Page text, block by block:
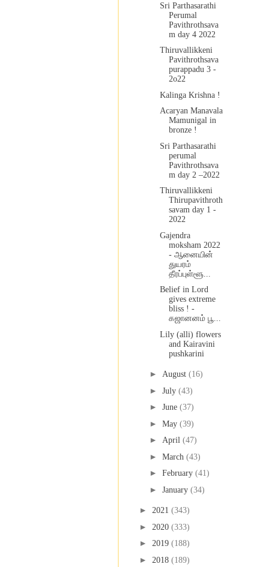
Sri Parthasarathi
Perumal
Pavithrothsava
m day 4 2022
Thiruvallikkeni
Pavithrothsava
purappadu 3 -
2o22
Kalinga Krishna !
Acaryan Manavala
Mamunigal in
bronze !
Sri Parthasarathi
perumal
Pavithrothsava
m day 2 –2022
Thiruvallikkeni
Thirupavithroth
savam day 1 -
2022
Gajendra
moksham 2022
- ஆனையின்
துயரம்
தீரப்புள்ளூ...
Belief in Lord
gives extreme
bliss ! -
கஜானனம் பூ...
Lily (alli) flowers
and Kairavini
pushkarini
► August (16)
► July (43)
► June (37)
► May (39)
► April (47)
► March (43)
► February (41)
► January (34)
► 2021 (343)
► 2020 (333)
► 2019 (188)
► 2018 (189)